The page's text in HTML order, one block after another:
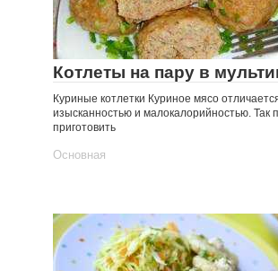
Котлеты на пару в
Куриные котлетки Куриное мясо
изысканностью и малокалорийностью. Так
приготовить
Основная